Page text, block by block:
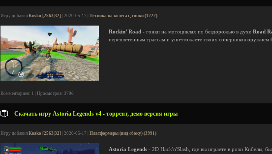
Игру добавил Kusko [2563|32] | 2020-05-17 | Техника на колесах, гонки (1222)
Rockin’ Road - гонки на мотоциклах по бездорожью в духе Road
переплетенным трассам и уничтожаете своих соперников оружием
Комментариев: 1 | Просмотров: 3796
Скачать игру Astoria Legends v4 - торрент, демо версия игры
Игру добавил Kusko [2563|32] | 2020-05-17 | Платформеры (вид сбоку) (3991)
Astoria Legends - 2D Hack'n'Slash, где вы играете в роли Кибелы,